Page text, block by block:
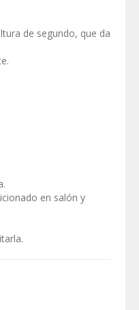
de segundo, que da
en salón y